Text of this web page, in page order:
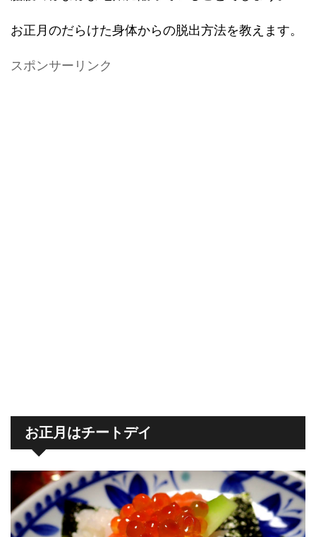
お正月のだらけた身体からの脱出方法を教えます。
スポンサーリンク
お正月はチートデイ